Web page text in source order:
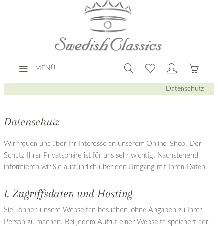
MENÜ
Datenschutz
Datenschutz
Wir freuen uns über Ihr Interesse an unserem Online-Shop. Der
Schutz Ihrer Privatsphäre ist für uns sehr wichtig. Nachstehend
informieren wir Sie ausführlich über den Umgang mit Ihren Daten.
1. Zugriffsdaten und Hosting
Sie können unsere Webseiten besuchen, ohne Angaben zu Ihrer
Person zu machen. Bei jedem Aufruf einer Webseite speichert der